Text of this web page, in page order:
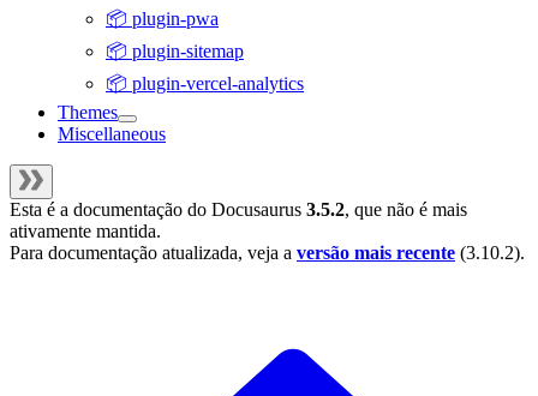
📦 plugin-pwa
📦 plugin-sitemap
📦 plugin-vercel-analytics
Themes
Miscellaneous
Esta é a documentação do Docusaurus 3.5.2, que não é mais
ativamente mantida.
Para documentação atualizada, veja a versão mais recente (3.10.2).